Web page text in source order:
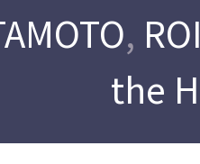
,
the